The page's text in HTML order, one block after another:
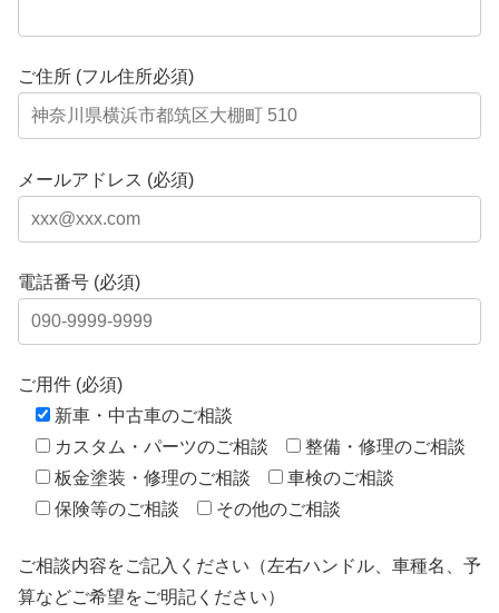
ご住所 (フル住所必須)
メールアドレス (必須)
電話番号 (必須)
ご用件 (必須)
新車・中古車のご相談
カスタム・パーツのご相談
整備・修理のご相談
板金塗装・修理のご相談
車検のご相談
保険等のご相談
その他のご相談
ご相談内容をご記入ください（左右ハンドル、車種名、予
算などご希望をご明記ください）